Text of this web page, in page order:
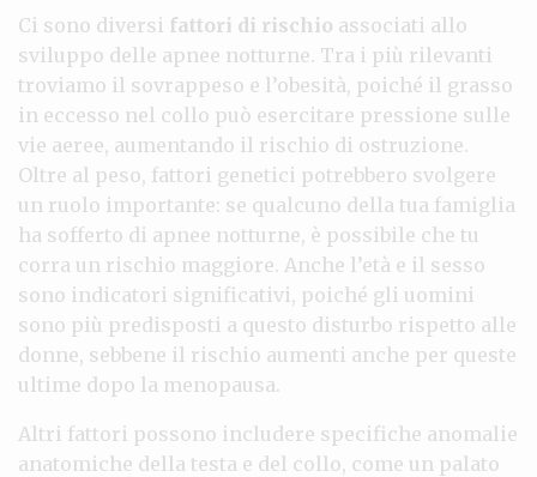
Ci sono diversi fattori di rischio associati allo
sviluppo delle apnee notturne. Tra i più rilevanti
troviamo il sovrappeso e l’obesità, poiché il grasso
in eccesso nel collo può esercitare pressione sulle
vie aeree, aumentando il rischio di ostruzione.
Oltre al peso, fattori genetici potrebbero svolgere
un ruolo importante: se qualcuno della tua famiglia
ha sofferto di apnee notturne, è possibile che tu
corra un rischio maggiore. Anche l’età e il sesso
sono indicatori significativi, poiché gli uomini
sono più predisposti a questo disturbo rispetto alle
donne, sebbene il rischio aumenti anche per queste
ultime dopo la menopausa.
Altri fattori possono includere specifiche anomalie
anatomiche della testa e del collo, come un palato